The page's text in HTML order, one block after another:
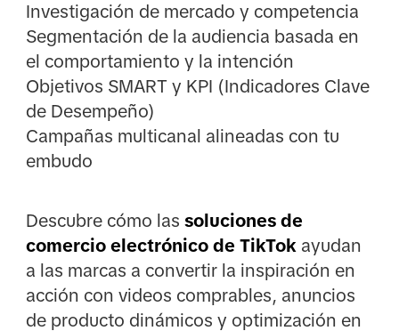
Investigación de mercado y competencia
Segmentación de la audiencia basada en
el comportamiento y la intención
Objetivos SMART y KPI (Indicadores Clave
de Desempeño)
Campañas multicanal alineadas con tu
embudo
Descubre cómo las soluciones de
comercio electrónico de TikTok ayudan
a las marcas a convertir la inspiración en
acción con videos comprables, anuncios
de producto dinámicos y optimización en